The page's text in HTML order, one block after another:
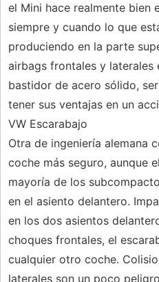
el Mini hace realmente bien
siempre y cuando lo que
produciendo en la parte
airbags frontales y laterales
bastidor de acero sólido,
tener sus ventajas en un
VW Escarabajo
Otra de ingeniería alemana
coche más seguro, aunque
mayoría de los
en el asiento delantero.
en los dos asientos
choques frontales, el
cualquier otro coche.
laterales son un poco